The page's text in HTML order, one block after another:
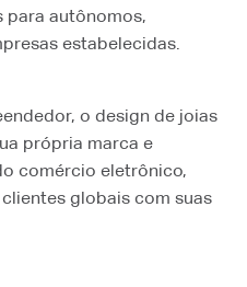
para autônomos,
estabelecidas.
o design de joias
própria marca e
comércio eletrônico,
globais com suas